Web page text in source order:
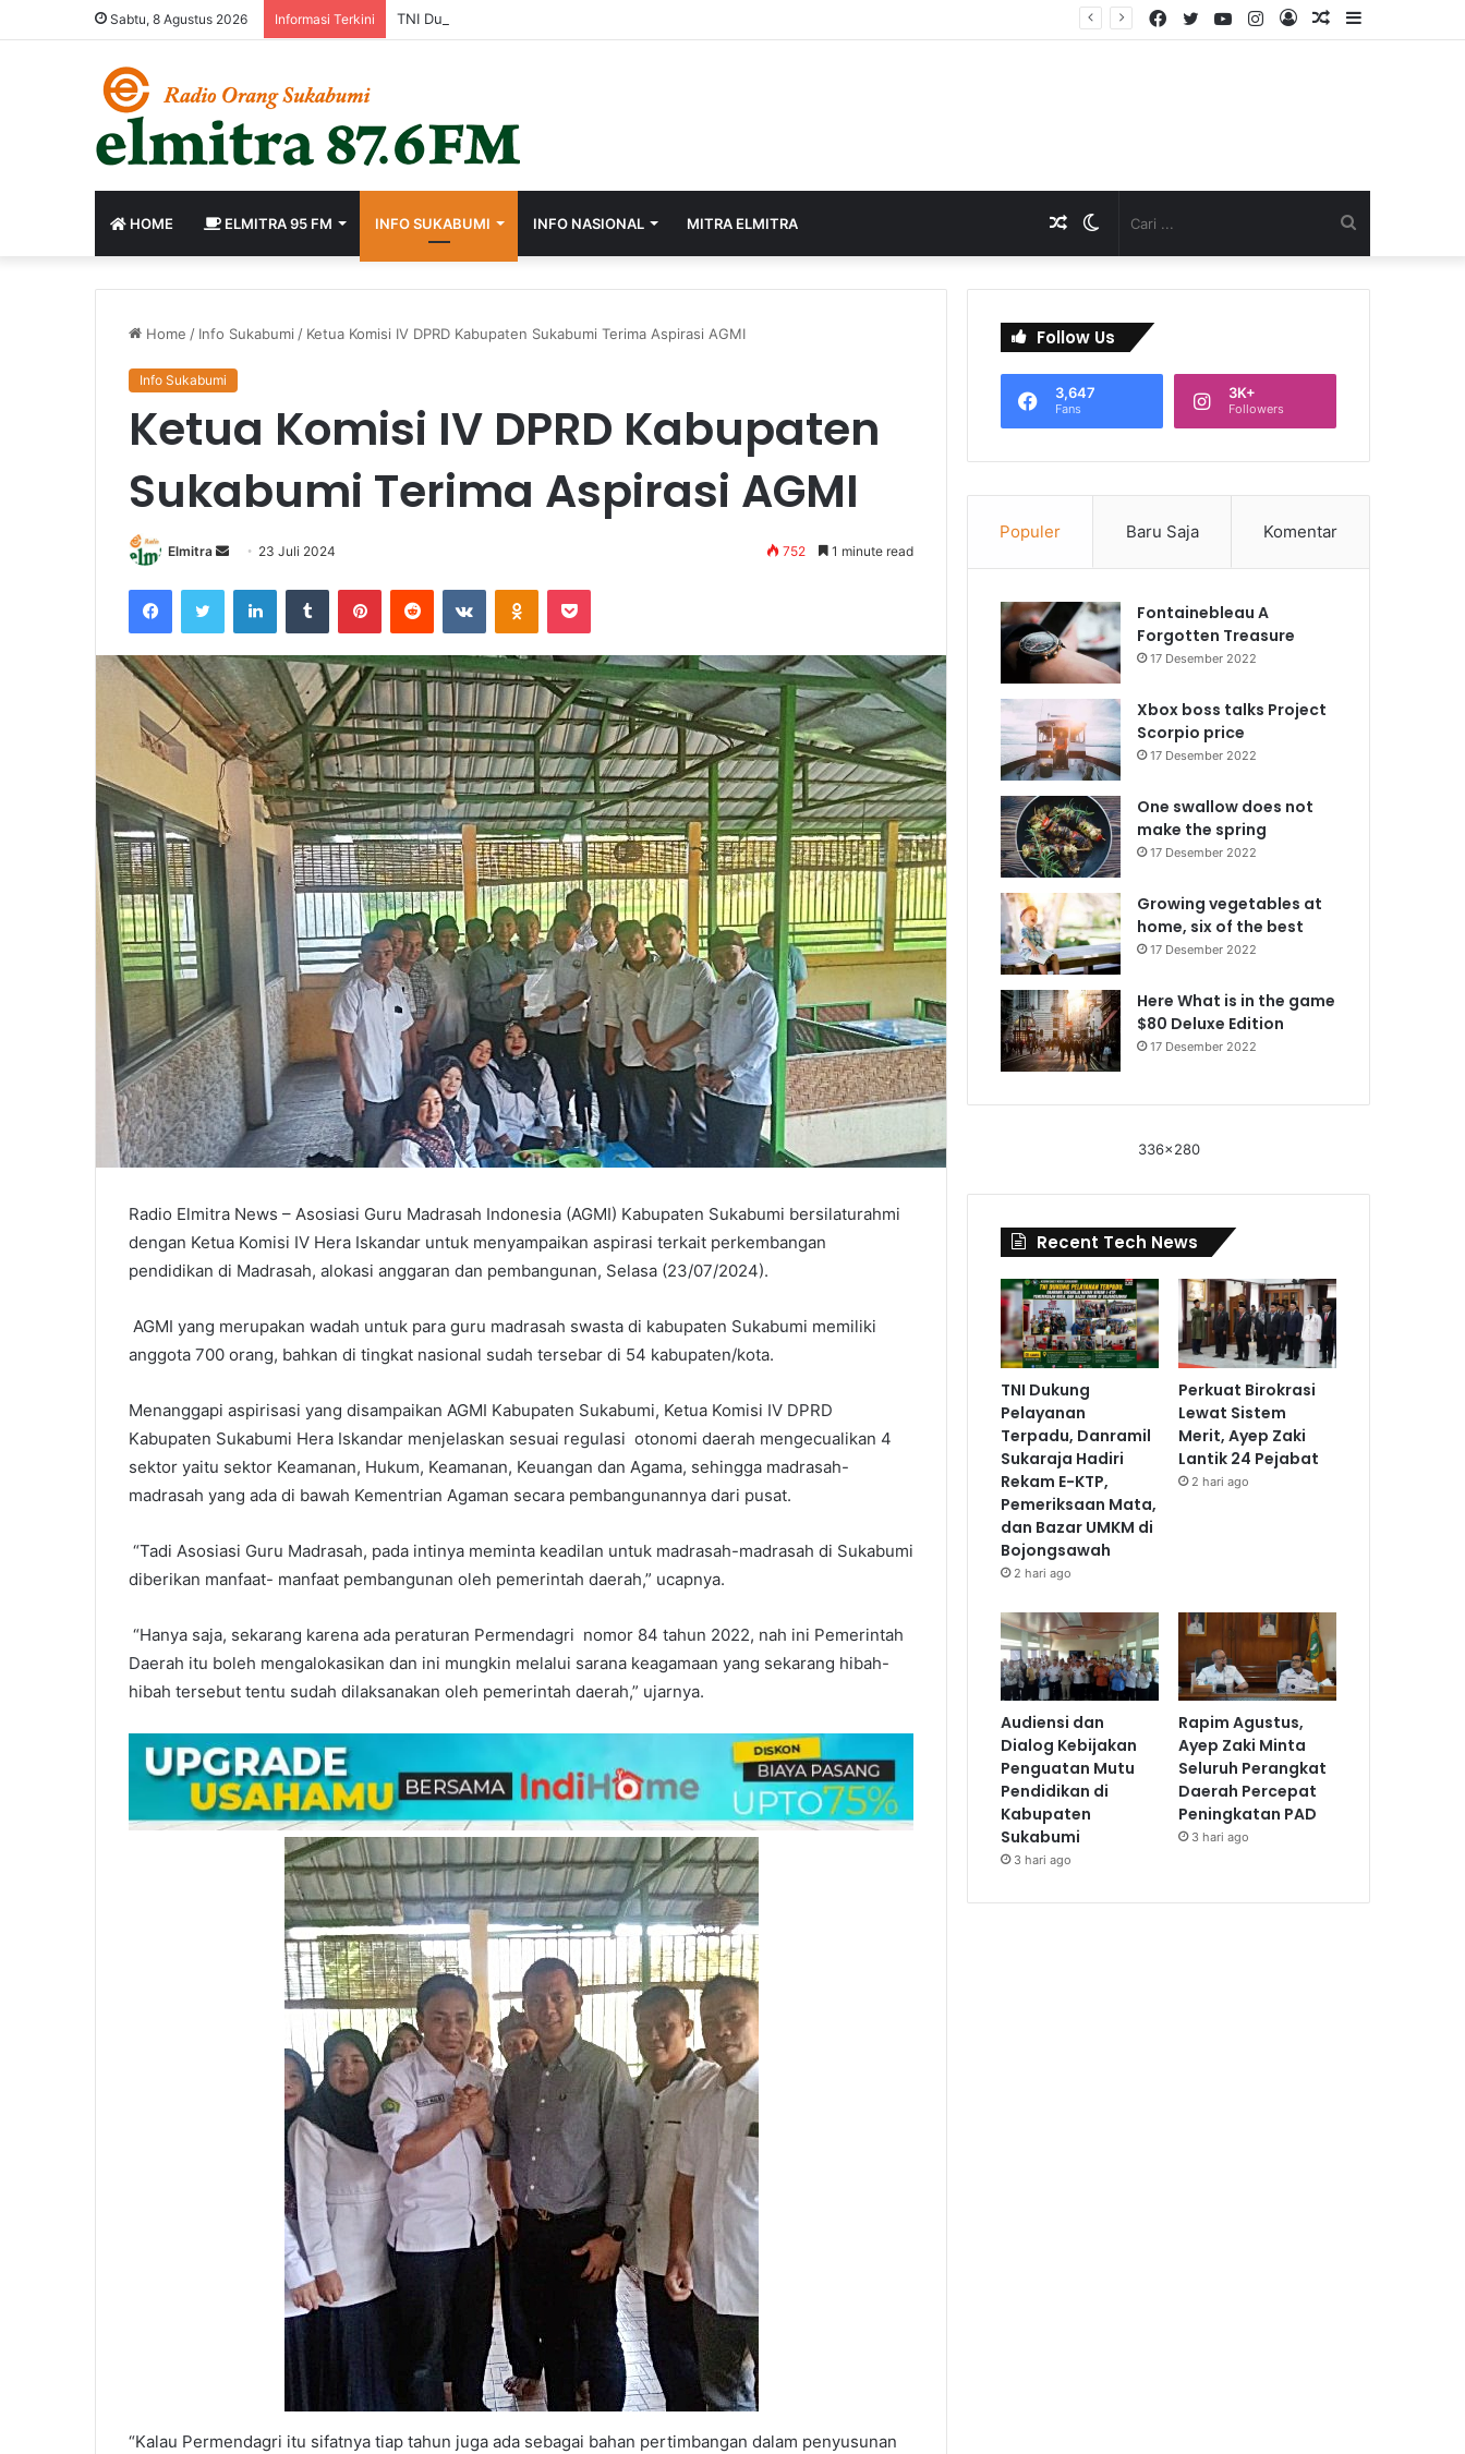
Sabtu, 8 Agustus 2026 Informasi Terkini Sidebar
Artikel
Log
Instagram
YouTube
Twitter
Facebook
HOME ELMITRA 95 FM INFO SUKABUMI INFO NASIONAL MITRA ELMITRA
...
Switch
skin
Artikel
Acak
Home / Info Sukabumi / Ketua Komisi IV DPRD Kabupaten Sukabumi Terima Aspirasi AGMI
Info Sukabumi
Ketua Komisi IV DPRD Kabupaten
Sukabumi Terima Aspirasi AGMI
Elmitra
Send
email
23 Juli 2024 752 1 minute read
FacebookTwitter LinkedInTumblr PinterestReddit VKontakteOdnoklassniki
Pocket
Radio Elmitra News – Asosiasi Guru Madrasah Indonesia (AGMI) Kabupaten Sukabumi bersilaturahmi
dengan Ketua Komisi IV Hera Iskandar untuk menyampaikan aspirasi terkait perkembangan
pendidikan di Madrasah, alokasi anggaran dan pembangunan, Selasa (23/07/2024).
AGMI yang merupakan wadah untuk para guru madrasah swasta di kabupaten Sukabumi memiliki
anggota 700 orang, bahkan di tingkat nasional sudah tersebar di 54 kabupaten/kota.
Menanggapi aspirisasi yang disampaikan AGMI Kabupaten Sukabumi, Ketua Komisi IV DPRD
Kabupaten Sukabumi Hera Iskandar menjelaskan sesuai regulasi otonomi daerah mengecualikan 4
sektor yaitu sektor Keamanan, Hukum, Keamanan, Keuangan dan Agama, sehingga madrasah-
madrasah yang ada di bawah Kementrian Agaman secara pembangunannya dari pusat.
“Tadi Asosiasi Guru Madrasah, pada intinya meminta keadilan untuk madrasah-madrasah di Sukabumi
diberikan manfaat- manfaat pembangunan oleh pemerintah daerah,” ucapnya.
“Hanya saja, sekarang karena ada peraturan Permendagri nomor 84 tahun 2022, nah ini Pemerintah
Daerah itu boleh mengalokasikan dan ini mungkin melalui sarana keagamaan yang sekarang hibah-
hibah tersebut tentu sudah dilaksanakan oleh pemerintah daerah,” ujarnya.
“Kalau Permendagri itu sifatnya tiap tahun juga ada sebagai bahan pertimbangan dalam penyusunan
Follow Us
3,647
Fans
3K+
Followers
Populer Baru Saja Komentar
Fontainebleau A
Forgotten Treasure
17 Desember 2022
Xbox boss talks Project
Scorpio price
17 Desember 2022
One swallow does not
make the spring
17 Desember 2022
Growing vegetables at
home, six of the best
17 Desember 2022
Here What is in the game
$80 Deluxe Edition
17 Desember 2022
336x280
Recent Tech News
TNI Dukung
Pelayanan
Terpadu, Danramil
Sukaraja Hadiri
Rekam E-KTP,
Pemeriksaan Mata,
dan Bazar UMKM di
Bojongsawah
2 hari ago
Perkuat Birokrasi
Lewat Sistem
Merit, Ayep Zaki
Lantik 24 Pejabat
2 hari ago
Audiensi dan
Dialog Kebijakan
Penguatan Mutu
Pendidikan di
Kabupaten
Sukabumi
3 hari ago
Rapim Agustus,
Ayep Zaki Minta
Seluruh Perangkat
Daerah Percepat
Peningkatan PAD
3 hari ago